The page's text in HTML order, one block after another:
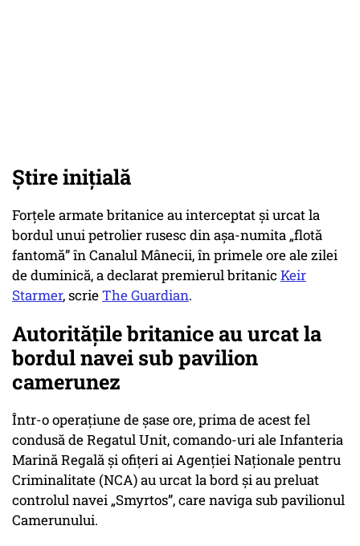
Știre inițială
Forțele armate britanice au interceptat și urcat la
bordul unui petrolier rusesc din așa-numita „flotă
fantomă” în Canalul Mânecii, în primele ore ale zilei
de duminică, a declarat premierul britanicKeir
Starmer, scrieThe Guardian.
Autoritățile britanice au urcat la
bordul navei sub pavilion
camerunez
Într-o operațiune de șase ore, prima de acest fel
condusă de Regatul Unit, comando-uri ale Infanteria
Marină Regală și ofițeri ai Agenției Naționale pentru
Criminalitate (NCA) au urcat la bord și au preluat
controlul navei „Smyrtos”, care naviga sub pavilionul
Camerunului.